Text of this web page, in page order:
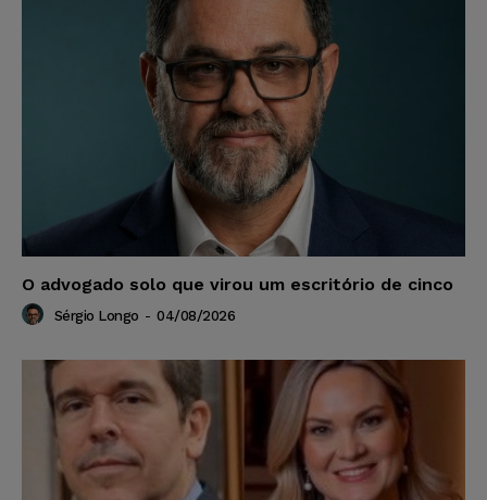
O advogado solo que virou um escritório de cinco
Sérgio Longo - 04/08/2026